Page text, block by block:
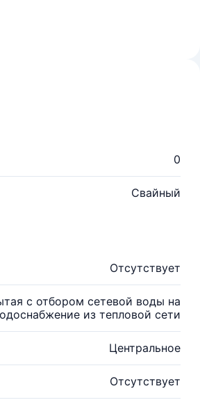
0
Свайный
Отсутствует
с отбором сетевой воды на
из тепловой сети
Центральное
Отсутствует